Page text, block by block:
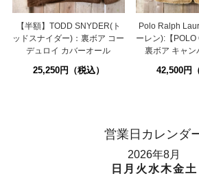
【半額】TODD SNYDER(ト
ッドスナイダー)：裏ボア コー
デュロイ カバーオール
25,250円（税込）
Polo Ralph
ーレン):【POLO
裏ボア キャン
42,500円
営業日カレンダ
2026年8月
日 月 火 水木金土